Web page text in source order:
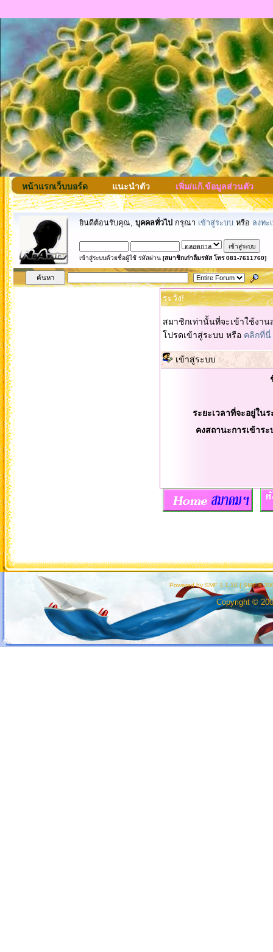
หน้าแรกเว็บบอร์ด แนะนำตัว เพิ่ม/แก้.ข้อมูลส่วนตัว
ยินดีต้อนรับคุณ, บุคคลทั่วไป กรุณา เข้าสู่ระบบ หรือ ลงทะ
เข้าสู่ระบบด้วยชื่อผู้ใช้ รหัสผ่าน [สมาชิกเก่าลืมรหัส โทร 081-7611760]
ระวัง!
สมาชิกเท่านั้นที่จะเข้าใช้งา
โปรดเข้าสู่ระบบ หรือ คลิกที่นี่
เข้าสู่ระบบ
ระยะเวลาที่จะอยู่ใน
คงสถานะการเข้าร
Powered by SMF 1.1.10 | SMF ©
Copyright ©